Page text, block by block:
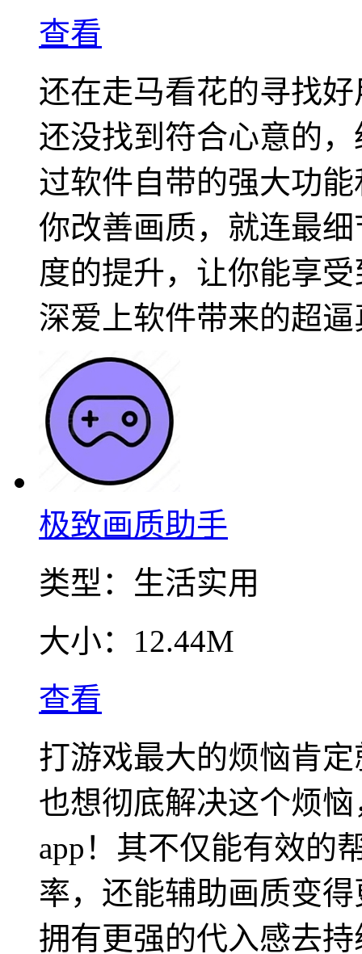
查看
还在走马看花的寻找
还没找到符合心意的
过软件自带的强大功
你改善画质，就连最
度的提升，让你能享
深爱上软件带来的超
极致画质助手
类型： 生活实用
大小： 12.44M
查看
打游戏最大的烦恼肯
也想彻底解决这个烦
app！其不仅能有效的
率，还能辅助画质变
拥有更强的代入感去